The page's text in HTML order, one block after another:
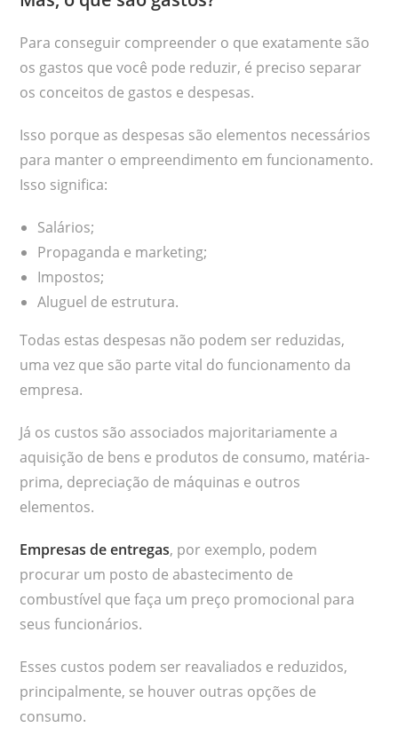
Para conseguir compreender o que exatamente são
os gastos que você pode reduzir, é preciso separar
os conceitos de gastos e despesas.
Isso porque as despesas são elementos necessários
para manter o empreendimento em funcionamento.
Isso significa:
Salários;
Propaganda e marketing;
Impostos;
Aluguel de estrutura.
Todas estas despesas não podem ser reduzidas,
uma vez que são parte vital do funcionamento da
empresa.
Já os custos são associados majoritariamente a
aquisição de bens e produtos de consumo, matéria-
prima, depreciação de máquinas e outros
elementos.
Empresas de entregas, por exemplo, podem
procurar um posto de abastecimento de
combustível que faça um preço promocional para
seus funcionários.
Esses custos podem ser reavaliados e reduzidos,
principalmente, se houver outras opções de
consumo.